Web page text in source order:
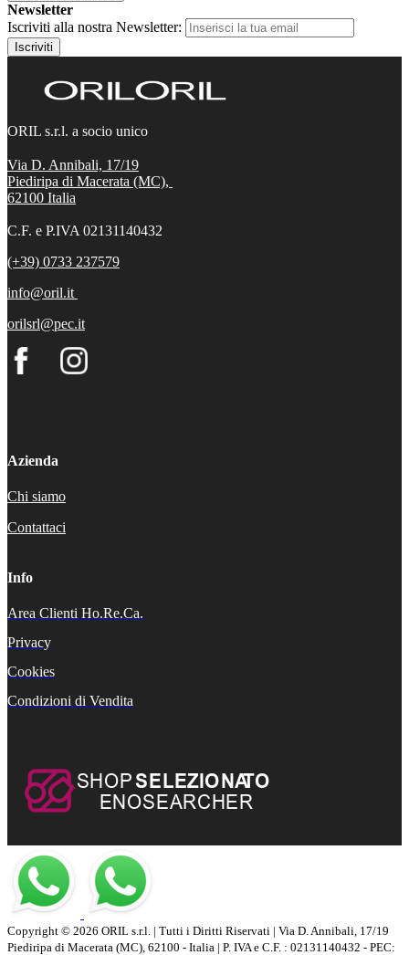
Newsletter
Iscriviti alla nostra Newsletter:
Iscriviti
ORIL s.r.l. a socio unico
Via D. Annibali, 17/19
Piediripa di Macerata (MC),
62100 Italia
C.F. e P.IVA 02131140432
(+39) 0733 237579
info@oril.it
orilsrl@pec.it
Azienda
Chi siamo
Contattaci
Info
Area Clienti Ho.Re.Ca.
Privacy
Cookies
Condizioni di Vendita
Copyright © 2026 ORIL s.r.l. | Tutti i Diritti Riservati | Via D. Annibali, 17/19
Piediripa di Macerata (MC), 62100 - Italia | P. IVA e C.F. : 02131140432 - PEC: